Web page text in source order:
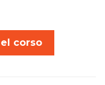
corso